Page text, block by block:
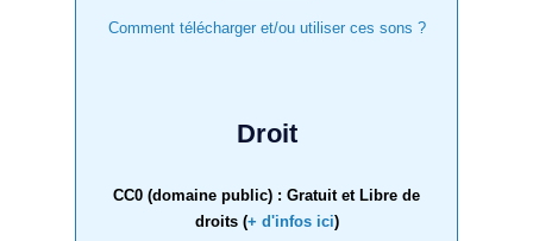
Comment télécharger et/ou utiliser ces sons ?
Droit
CC0 (domaine public) : Gratuit et Libre de
droits (+ d'infos ici)